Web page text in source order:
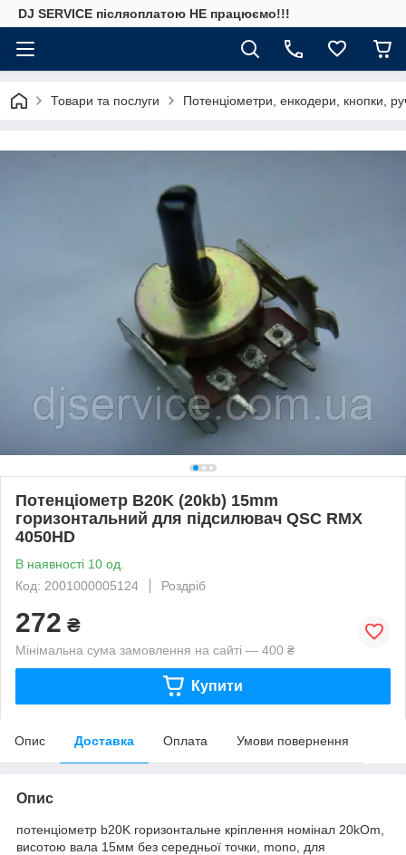
DJ SERVICE пiсляоплатою НЕ працюємо!!!
Товари та послуги Потенціометри, енкодери, кнопки,
Потенціометр B20K (20kb) 15mm
горизонтальний для підсилювач QSC RMX
4050HD
В наявності 10 од.
Код: 2001000005124
Роздріб
272 ₴
Мінімальна сума замовлення на сайті — 400 ₴
Купити
Опис Доставка Оплата Умови повернення
Опис
потенціометр b20K горизонтальне кріплення номінал 20kOm,
висотою вала 15мм без середньої точки, mono, для